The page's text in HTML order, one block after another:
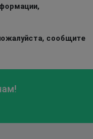
сообщите